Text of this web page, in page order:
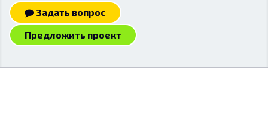
Задать вопрос
Предложить проект